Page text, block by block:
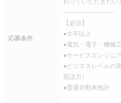
応募条件
-------------------------
【必須】
●大卒以上
●電気・電子・機械
●サービスエンジニ
●ビジネスレベルの
英語力）
●普通自動車免許